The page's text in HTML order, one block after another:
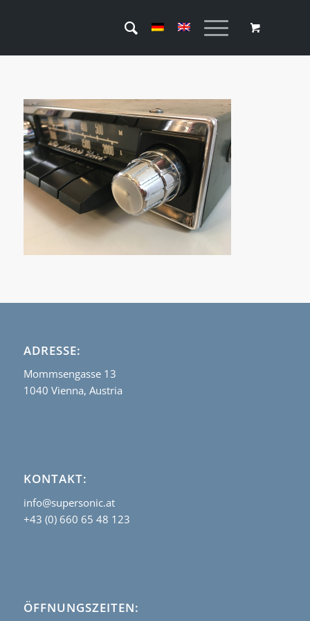
ADRESSE:
Mommsengasse 13
1040 Vienna, Austria
KONTAKT:
info@supersonic.at
+43 (0) 660 65 48 123
ÖFFNUNGSZEITEN: